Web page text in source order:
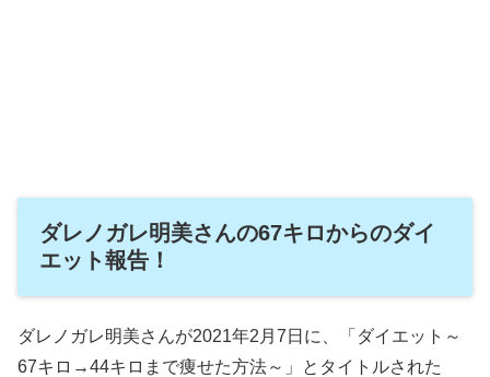
ダレノガレ明美さんの67キロからのダイ
エット報告！
ダレノガレ明美さんが2021年2月7日に、「ダイエット～
67キロ→44キロまで痩せた方法～」とタイトルされた